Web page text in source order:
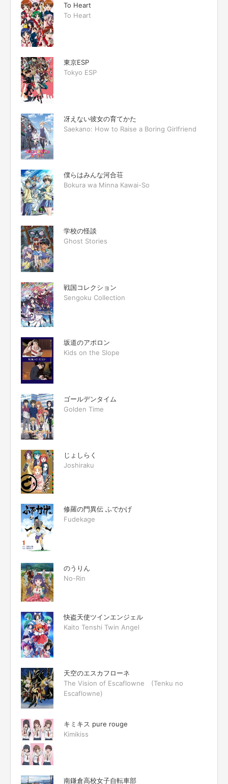
To Heart
To Heart
東京ESP
Tokyo ESP
冴えない彼女の育てかた
Saekano: How to Raise a Boring Girlfriend
僕らはみんな河合荘
Bokura wa Minna Kawai-So
学校の怪談
Ghost Stories
戦国コレクション
Sengoku Collection
坂道のアポロン
Kids on the Slope
ゴールデンタイム
Golden Time
じょしらく
Joshiraku
修羅の門異伝 ふでかげ
Fudekage
のうりん
No-Rin
快盗天使ツインエンジェル
Kaito Tenshi Twin Angel
天空のエスカフローネ
The Vision of Escaflowne (Tenku no
Escaflowne)
キミキス pure rouge
Kimikiss
南鎌倉高校女子自転車部